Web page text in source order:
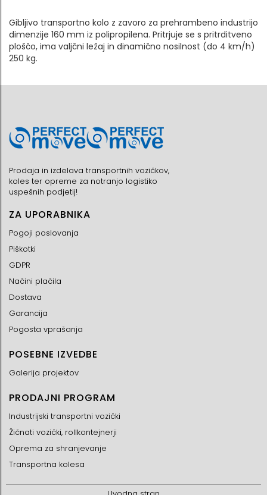
Gibljivo transportno kolo z zavoro za prehrambeno industrijo
dimenzije 160 mm iz polipropilena. Pritrjuje se s pritrditveno
ploščo, ima valjčni ležaj in dinamično nosilnost (do 4 km/h)
250 kg.
Prodaja in izdelava transportnih vozičkov,
koles ter opreme za notranjo logistiko
uspešnih podjetij!
ZA UPORABNIKA
Pogoji poslovanja
Piškotki
GDPR
Načini plačila
Dostava
Garancija
Pogosta vprašanja
POSEBNE IZVEDBE
Galerija projektov
PRODAJNI PROGRAM
Industrijski transportni vozički
Žičnati vozički, rollkontejnerji
Oprema za shranjevanje
Transportna kolesa